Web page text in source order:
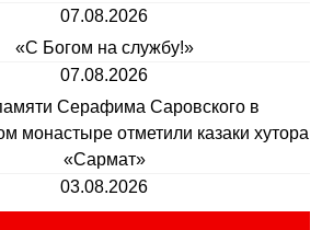
07.08.2026
«С Богом на службу!»
07.08.2026
Серафима Саровского в
монастыре отметили казаки хутора
«Сармат»
03.08.2026